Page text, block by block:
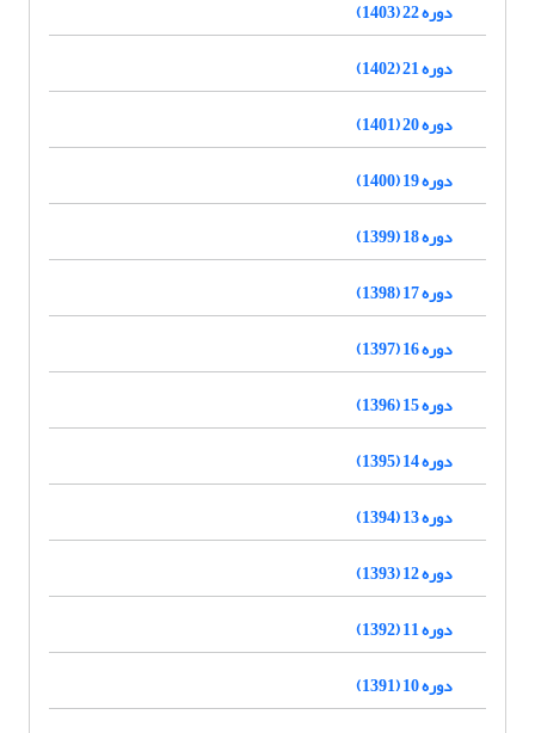
دوره 22 (1403)
دوره 21 (1402)
دوره 20 (1401)
دوره 19 (1400)
دوره 18 (1399)
دوره 17 (1398)
دوره 16 (1397)
دوره 15 (1396)
دوره 14 (1395)
دوره 13 (1394)
دوره 12 (1393)
دوره 11 (1392)
دوره 10 (1391)